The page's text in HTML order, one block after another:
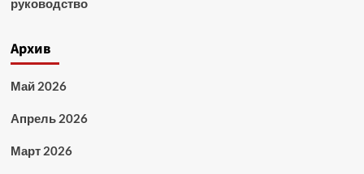
Архив
Май 2026
Апрель 2026
Март 2026